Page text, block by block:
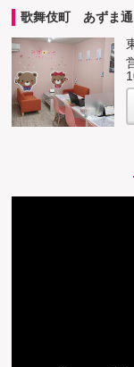
歌舞伎町 あずま